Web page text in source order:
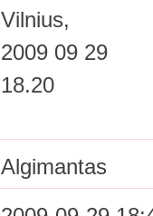
Vilnius,
2009 09 29
18.20
Algimantas